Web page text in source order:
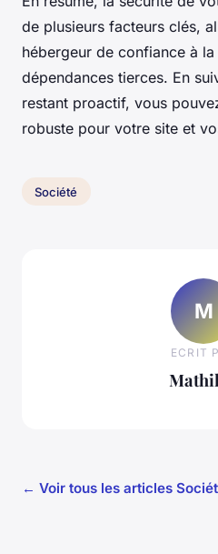
de plusieurs facteurs clés,
hébergeur de confiance à
dépendances tierces. En
restant proactif, vous
robuste pour votre site et
Société
M
ECRIT
← Voir tous les articles